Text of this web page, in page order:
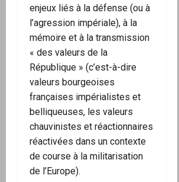
enjeux liés à la défense (ou à
l’agression impériale), à la
mémoire et à la transmission
« des valeurs de la
République » (c’est-à-dire
valeurs bourgeoises
françaises impérialistes et
belliqueuses, les valeurs
chauvinistes et réactionnaires
réactivées dans un contexte
de course à la militarisation
de l’Europe).